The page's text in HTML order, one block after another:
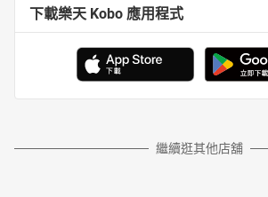
第二十章：「喜歡」有千萬種風貌與詮釋
第二十一章：讀書不能只讀一個月
第二十二章：五個對話
第二十三章：如果是我的女兒
第二十七章：回不出的書信
下載樂天 Kobo 應用程式
繼續逛其他店舖